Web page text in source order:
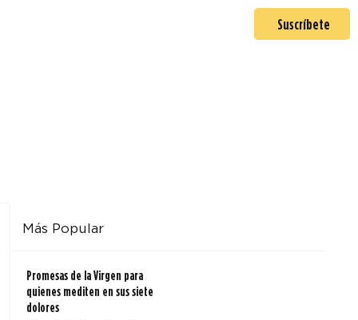
Suscríbete
Más Popular
Promesas de la Virgen para
quienes mediten en sus siete
dolores